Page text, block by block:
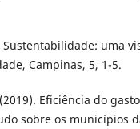
Sustentabilidade: uma
Campinas, 5, 1-5.
Eficiência do
sobre os municípios